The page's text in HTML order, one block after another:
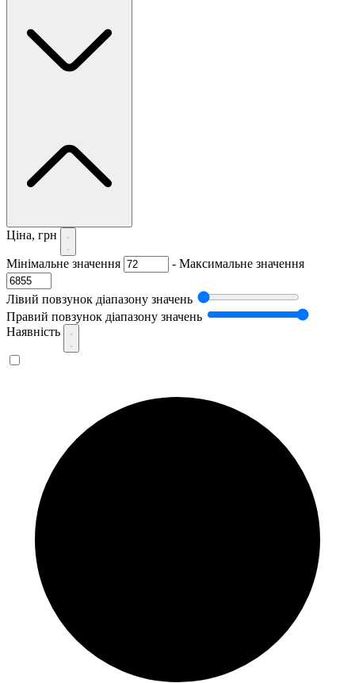
Ціна, грн
Мінімальне значення - Максимальне значення
Лівий повзунок діапазону значень
Правий повзунок діапазону значень
Наявність